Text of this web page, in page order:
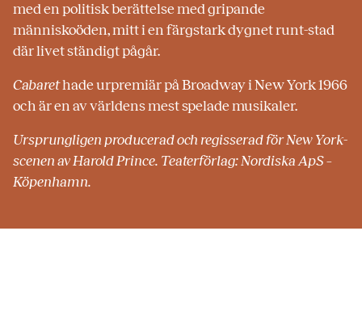
med en politisk berättelse med gripande
människoöden, mitt i en färgstark dygnet runt-stad
där livet ständigt pågår.
Cabarethade urpremiär på Broadway i New York 1966
och är en av världens mest spelade musikaler.
Ursprungligen producerad och regisserad för New York-
scenen av Harold Prince. Teaterförlag: Nordiska ApS –
Köpenhamn.